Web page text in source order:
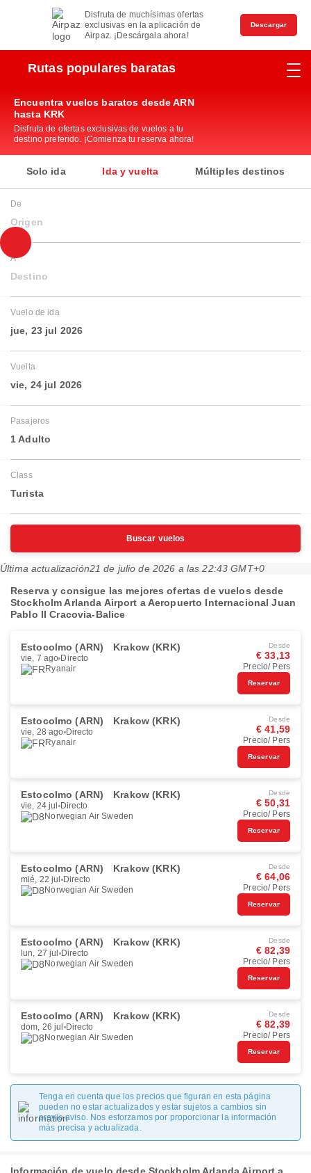
Disfruta de muchísimas ofertas
exclusivas en la aplicación de
Airpaz. ¡Descárgala ahora!
Descargar
Rutas populares baratas
Encuentra vuelos baratos desde ARN
hasta KRK
Disfruta de ofertas exclusivas de vuelos a tu
destino preferido. ¡Comienza tu reserva ahora!
Solo ida Ida y vuelta Múltiples destinos
De
Origen
A
Destino
Vuelo de ida
jue, 23 jul 2026
Vuelta
vie, 24 jul 2026
Pasajeros
1 Adulto
Class
Turista
Buscar vuelos
Última actualización21 de julio de 2026 a las 22:43 GMT+0
Reserva y consigue las mejores ofertas de vuelos desde
Stockholm Arlanda Airport a Aeropuerto Internacional Juan
Pablo II Cracovia-Balice
Estocolmo (ARN) Krakow (KRK)
vie, 7 ago Directo
Ryanair
Desde
€ 33,13
Precio/ Pers
Reservar
Estocolmo (ARN) Krakow (KRK)
vie, 28 ago Directo
Ryanair
Desde
€ 41,59
Precio/ Pers
Reservar
Estocolmo (ARN) Krakow (KRK)
vie, 24 jul Directo
Norwegian Air Sweden
Desde
€ 50,31
Precio/ Pers
Reservar
Estocolmo (ARN) Krakow (KRK)
mié, 22 jul Directo
Norwegian Air Sweden
Desde
€ 64,06
Precio/ Pers
Reservar
Estocolmo (ARN) Krakow (KRK)
lun, 27 jul Directo
Norwegian Air Sweden
Desde
€ 82,39
Precio/ Pers
Reservar
Estocolmo (ARN) Krakow (KRK)
dom, 26 jul Directo
Norwegian Air Sweden
Desde
€ 82,39
Precio/ Pers
Reservar
Tenga en cuenta que los precios que figuran en esta página
pueden no estar actualizados y estar sujetos a cambios sin
previo aviso. Nos esforzamos por proporcionar la información
más precisa y actualizada.